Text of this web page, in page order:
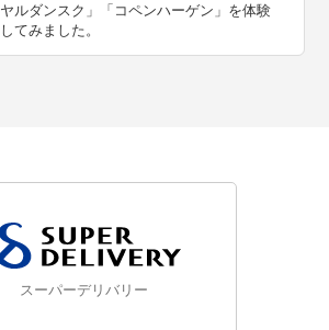
ヤルダンスク」「コペンハーゲン」を体験
してみました。
スーパーデリバリー